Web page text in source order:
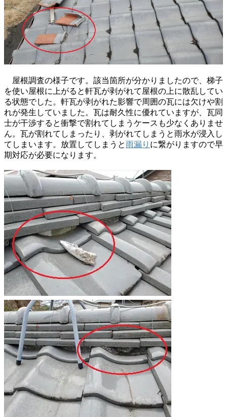
屋根調査の様子です。該当箇所が分かりましたので、梯子
を使い屋根に上がると軒瓦が剥がれて屋根の上に散乱してい
る状態でした。軒瓦が剥がれた影響で周囲の瓦には欠けや割
れが発生していました。瓦は耐久性に優れていますが、瓦同
士が干渉すると衝撃で割れてしまうケースも少なくありませ
ん。瓦が割れてしまったり、剥がれてしまうと雨水が浸入し
てしまいます。放置してしまうと雨漏り に繋がりますので早
期対応が必要になります。